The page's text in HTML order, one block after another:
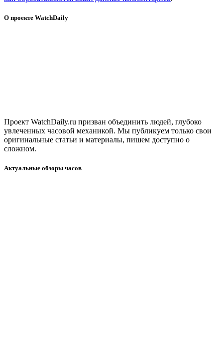
О проекте WatchDaily
Проект WatchDaily.ru призван объединить людей, глубоко
увлеченных часовой механикой. Мы публикуем только свои
оригинальные статьи и материалы, пишем доступно о
сложном.
Актуальные обзоры часов